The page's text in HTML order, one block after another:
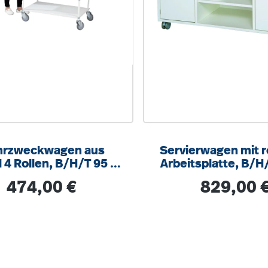
aus
4 Rollen, B/H/T 95 x
Regulärer Preis:
474,00 €
Servierwagen mit
Arbeitsplatte, B/
Regulärer
829,00